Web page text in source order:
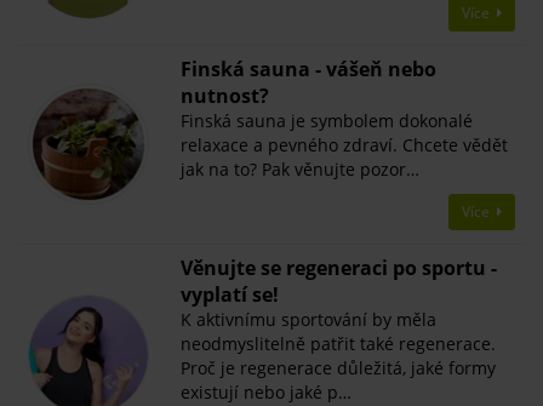
Více
Finská sauna - vášeň nebo
nutnost?
Finská sauna je symbolem dokonalé
relaxace a pevného zdraví. Chcete vědět
jak na to? Pak věnujte pozor…
Více
Věnujte se regeneraci po sportu -
vyplatí se!
K aktivnímu sportování by měla
neodmyslitelně patřit také regenerace.
Proč je regenerace důležitá, jaké formy
existují nebo jaké p…